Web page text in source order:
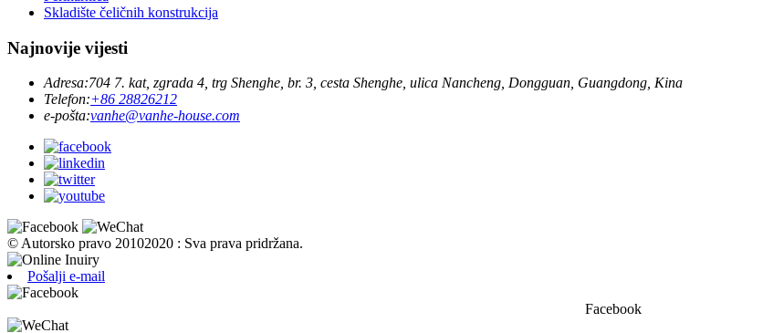
Skladište čeličnih konstrukcija
Najnovije vijesti
Adresa:704 7. kat, zgrada 4, trg Shenghe, br. 3, cesta Shenghe, ulica Nancheng, Dongguan, Guangdong, Kina
Telefon:+86 28826212
e-pošta:vanhe@vanhe-house.com
© Autorsko pravo 20102020 : Sva prava pridržana.
Pošalji e-mail
Facebook